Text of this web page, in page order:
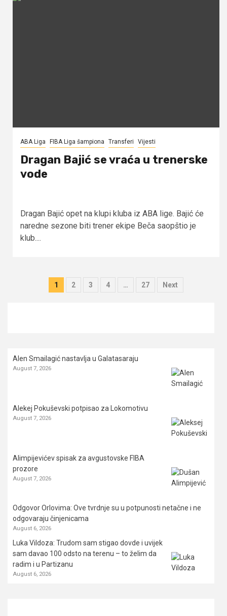
ABA Liga FIBA Liga šampiona Transferi Vijesti
Dragan Bajić se vraća u trenerske
vode
Dragan Bajić opet na klupi kluba iz ABA lige. Bajić će
naredne sezone biti trener ekipe Beča saopštio je
klub....
Posts
1 2 3 4 … 27 Next
Alen Smailagić nastavlja u Galatasaraju
August 7, 2026
Alekej Pokuševski potpisao za Lokomotivu
August 7, 2026
Alimpijevićev spisak za avgustovske FIBA
prozore
August 7, 2026
Odgovor Orlovima: ​Ove tvrdnje su u potpunosti netačne i ne
odgovaraju činjenicama
August 6, 2026
Luka Vildoza: Trudom sam stigao dovde i uvijek
sam davao 100 odsto na terenu – to želim da
radim i u Partizanu
August 6, 2026